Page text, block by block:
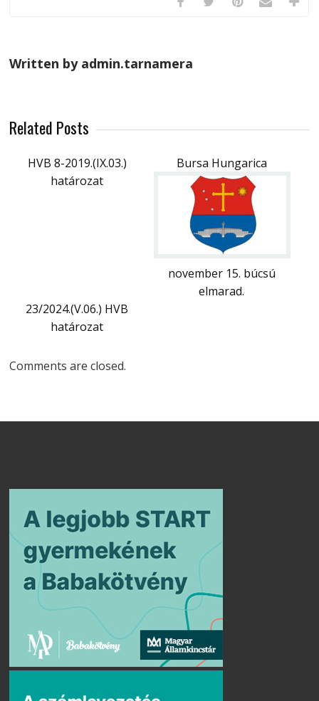
Written by admin.tarnamera
Related Posts
HVB 8-2019.(IX.03.)
határozat
Bursa Hungarica
november 15. búcsú
elmarad.
23/2024.(V.06.) HVB
határozat
Comments are closed.